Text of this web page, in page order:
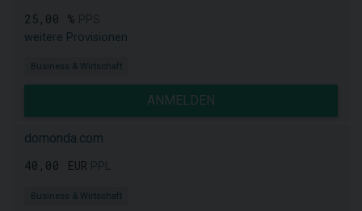
25,00 %
weitere Provisionen
Business & Wirtschaft
ANMELDEN
domonda.com
40,00 EUR
Business & Wirtschaft